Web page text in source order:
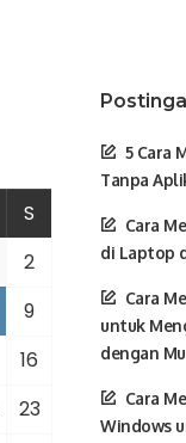
S
2
9
16
23
5 Cara
Tanpa
Cara
di Laptop
Cara
untuk
dengan
Cara
Windows